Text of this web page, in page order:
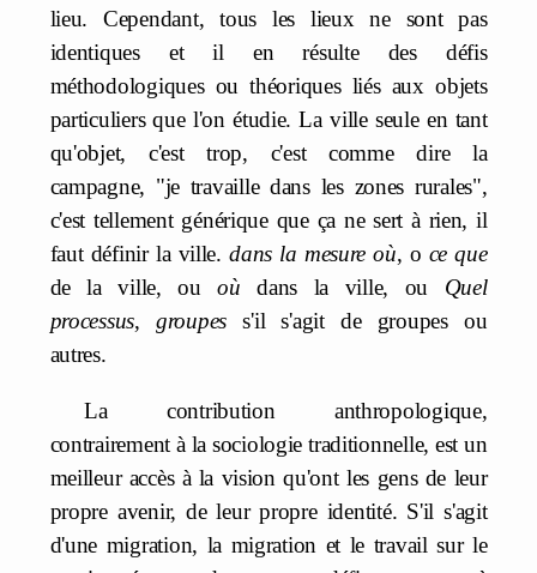
lieu. Cependant, tous les lieux ne sont pas
identiques et il en résulte des défis
méthodologiques ou théoriques liés aux objets
particuliers que l'on étudie. La ville seule en tant
qu'objet, c'est trop, c'est comme dire la
campagne, "je travaille dans les zones rurales",
c'est tellement générique que ça ne sert à rien, il
faut définir la ville.dans la mesure où, o ce que
de la ville, ouoù dans la ville, ou Quel
processus,groupes s'il s'agit de groupes ou
autres.
La contribution anthropologique,
contrairement à la sociologie traditionnelle, est un
meilleur accès à la vision qu'ont les gens de leur
propre avenir, de leur propre identité. S'il s'agit
d'une migration, la migration et le travail sur le